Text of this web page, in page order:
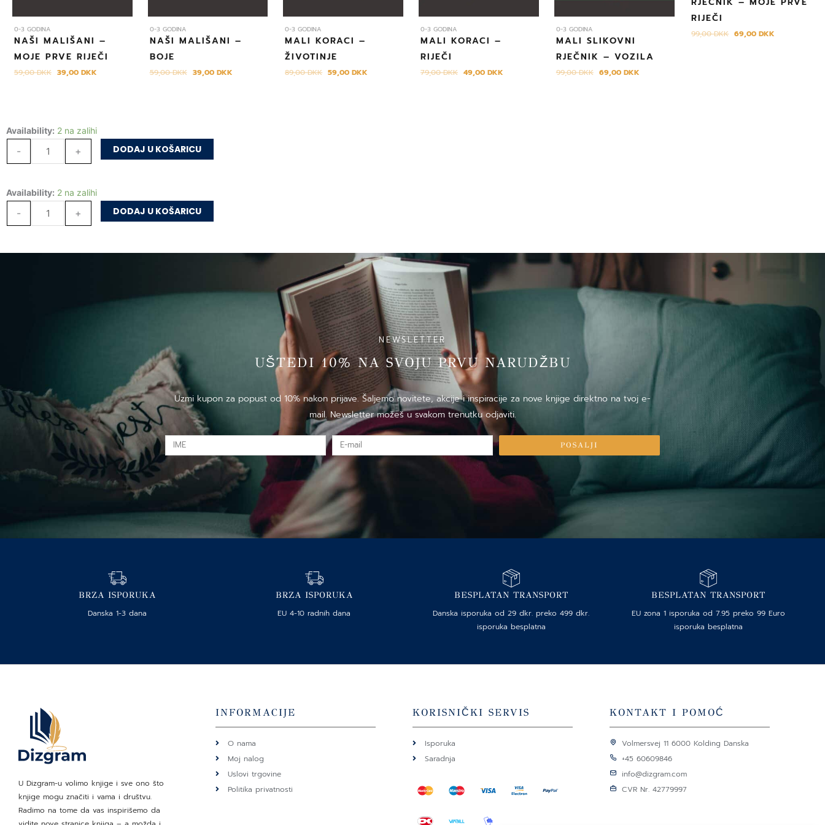
0-3 GODINA
NAŠI MALIŠANI –
MOJE PRVE RIJEČI
59,00DKK 39,00 DKK
0-3 GODINA
NAŠI MALIŠANI –
BOJE
59,00DKK 39,00 DKK
0-3 GODINA
MALI KORACI –
ŽIVOTINJE
89,00DKK 59,00DKK
0-3 GODINA
MALI KORACI –
RIJEČI
79,00DKK 49,00 DKK
0-3 GODINA
MALI SLIKOVNI
RJEČNIK – VOZILA
99,00DKK 69,00 DKK
RIJEČI
99,00DKK 69,00DKK
Availability: 2 na zalihi
-
Moja
bojanka
Crvena
+ DODAJ U KOŠARICU
Availability: 2 na zalihi
-
Moja
bojanka
Crvena
+ DODAJ U KOŠARICU
NEWSLETTER
UŠTEDI 10% NA SVOJU PRVU NARUDŽBU
Uzmi kupon za popust od 10% nakon prijave. Šaljemo novitete, akcije i inspiracije za nove knjige direktno na tvoj e-
mail. Newsletter možeš u svakom trenutku odjaviti.
IME
E-
mail
POSALJI
BRZA ISPORUKA
Danska 1-3 dana
BRZA ISPORUKA
EU 4-10 radnih dana
BESPLATAN TRANSPORT
Danska isporuka od 29 dkr. preko 499 dkr.
isporuka besplatna
BESPLATAN TRANSPORT
EU zona 1 isporuka od 7.95 preko 99 Euro
isporuka besplatna
U Dizgram-u volimo knjige i sve ono što
knjige mogu značiti i vama i društvu.
Radimo na tome da vas inspirišemo da
INFORMACIJE
O nama
Moj nalog
Uslovi trgovine
Politika privatnosti
KORISNIČKI SERVIS
Isporuka
Saradnja
KONTAKT I POMOĆ
Volmersvej 11 6000 Kolding Danska
+45 60609846
info@dizgram.com
CVR Nr. 42779997